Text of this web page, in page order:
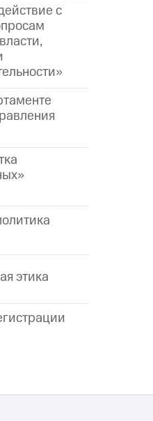
с
этика